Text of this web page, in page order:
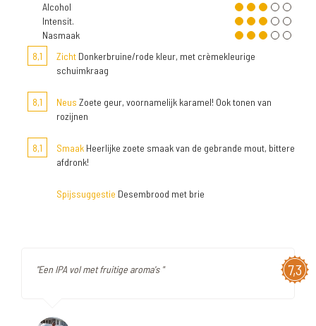
Alcohol
Intensit.
Nasmaak
8,1
Zicht Donkerbruine/rode kleur, met crèmekleurige
schuimkraag
8,1 Neus Zoete geur, voornamelijk karamel! Ook tonen van
rozijnen
8,1 Smaak Heerlijke zoete smaak van de gebrande mout, bittere
afdronk!
Spijssuggestie Desembrood met brie
7,3
"Een IPA vol met fruitige aroma's "